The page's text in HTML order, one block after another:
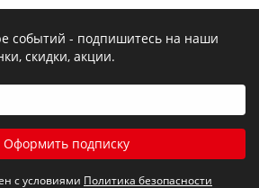
событий - подпишитесь на наши
скидки, акции.
Оформить подписку
с условиями Политика безопасности